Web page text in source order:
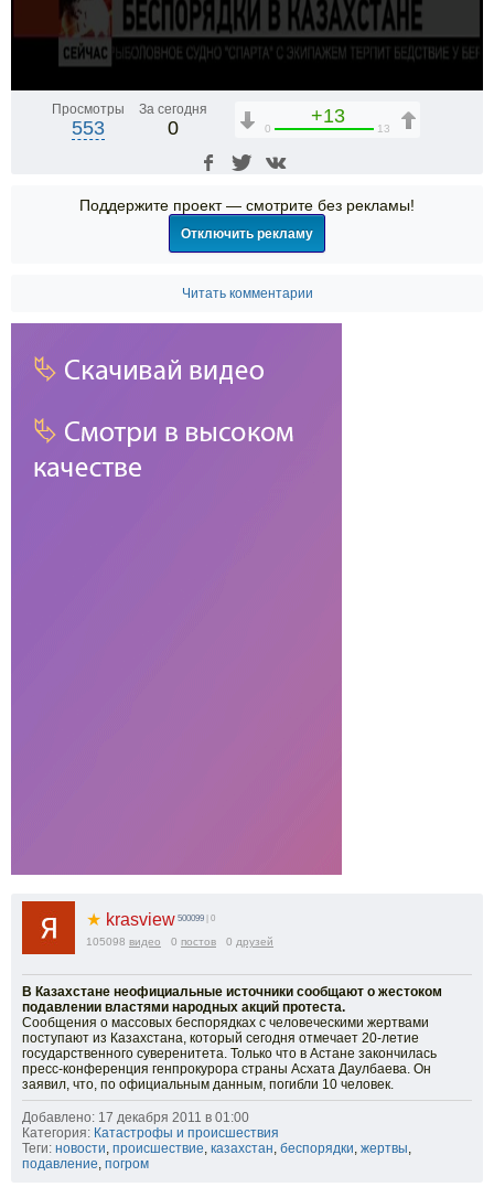
Просмотры
553
За сегодня
0
+13
0 13
Поддержите проект — смотрите без рекламы!
Отключить рекламу
Читать комментарии
★ krasview 500099 | 0
105098 видео 0 постов 0 друзей
В Казахстане неофициальные источники сообщают о жестоком
подавлении властями народных акций протеста.
Сообщения о массовых беспорядках с человеческими жертвами
поступают из Казахстана, который сегодня отмечает 20-летие
государственного суверенитета. Только что в Астане закончилась
пресс-конференция генпрокурора страны Асхата Даулбаева. Он
заявил, что, по официальным данным, погибли 10 человек.
Добавлено: 17 декабря 2011 в 01:00
Категория: Катастрофы и происшествия
Теги: новости происшествие казахстан беспорядки жертвы
подавление погром